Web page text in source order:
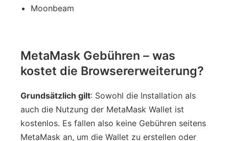
Moonbeam
MetaMask Gebühren – was
kostet die Browsererweiterung?
Grundsätzlich gilt: Sowohl die Installation als
auch die Nutzung der MetaMask Wallet ist
kostenlos. Es fallen also keine Gebühren seitens
MetaMask an, um die Wallet zu erstellen oder